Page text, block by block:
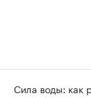
Сила воды: как